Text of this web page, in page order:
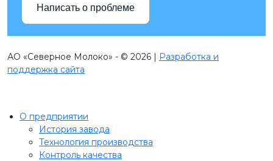
Написать о проблеме
АО «Северное Молоко» - © 2026 | Разработка и
поддержка сайта
О предприятии
История завода
Технология производства
Контроль качества